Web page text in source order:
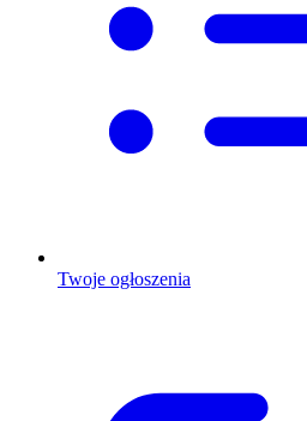
Twoje ogłoszenia